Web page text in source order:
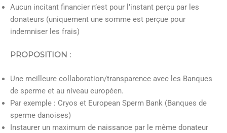
Aucun incitant financier n’est pour l’instant perçu par les
donateurs (uniquement une somme est perçue pour
indemniser les frais)
PROPOSITION :
Une meilleure collaboration/transparence avec les Banques
de sperme et au niveau européen.
Par exemple : Cryos et European Sperm Bank (Banques de
sperme danoises)
Instaurer un maximum de naissance par le même donateur